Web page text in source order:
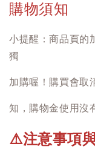
購物須知
小提醒：商品頁的
獨
加購喔！購買會取
知，購物金使用沒
⚠️注意事項